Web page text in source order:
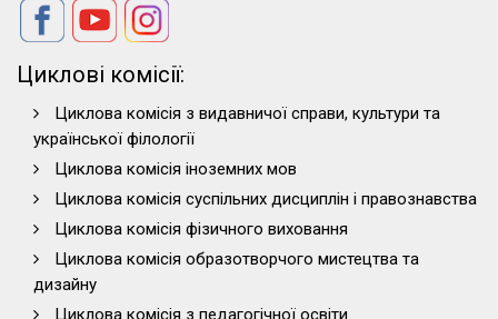
Циклові комісії:
Циклова комісія з видавничої справи, культури та
української філології
Циклова комісія іноземних мов
Циклова комісія суспільних дисциплін і правознавства
Циклова комісія фізичного виховання
Циклова комісія образотворчого мистецтва та
дизайну
Циклова комісія з педагогічної освіти